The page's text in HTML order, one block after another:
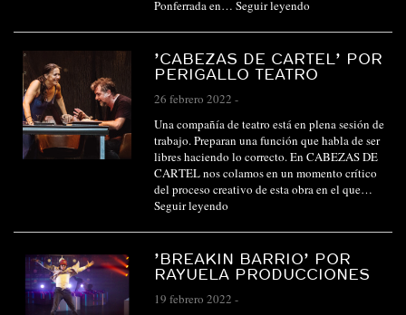
Ponferrada en… Seguir leyendo
’CABEZAS DE CARTEL’ POR
PERIGALLO TEATRO
26 febrero 2022 -
Una compañía de teatro está en plena sesión de
trabajo. Preparan una función que habla de ser
libres haciendo lo correcto. En CABEZAS DE
CARTEL nos colamos en un momento crítico
del proceso creativo de esta obra en el que…
Seguir leyendo
’BREAKIN BARRIO’ POR
RAYUELA PRODUCCIONES
19 febrero 2022 -